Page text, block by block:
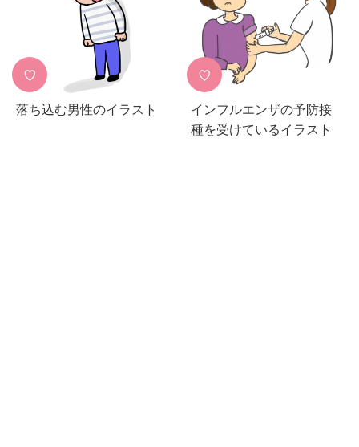
♡
落ち込む男性のイラスト
♡
インフルエンザの予防接
種を受けているイラスト